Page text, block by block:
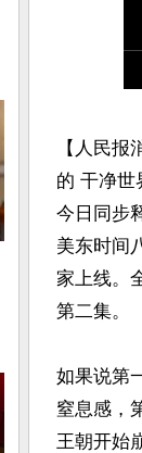
【人民
的 干净世
今日同步
美东时间
家上线。
第二集。
如果说第
窒息感，
王朝开始